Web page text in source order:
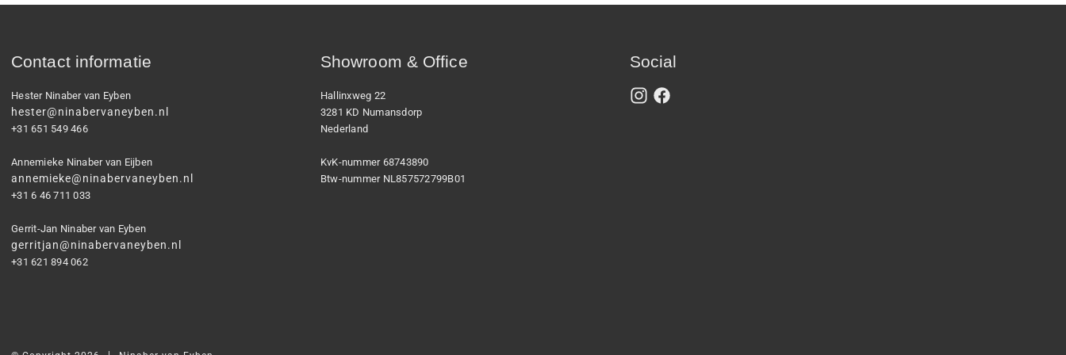
Contact informatie
Hester Ninaber van Eyben
hester@ninabervaneyben.nl
+31 651 549 466
Annemieke Ninaber van Eijben
annemieke@ninabervaneyben.nl
+31 6 46 711 033
Gerrit-Jan Ninaber van Eyben
gerritjan@ninabervaneyben.nl
+31 621 894 062
Showroom & Office
Hallinxweg 22
3281 KD Numansdorp
Nederland
KvK-nummer 68743890
Btw-nummer NL857572799B01
Social